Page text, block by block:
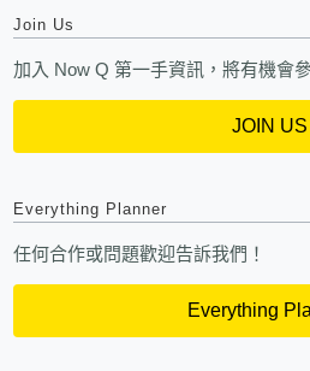
Join Us
加入 Now Q 第一手資訊，將有機會
JOIN US
Everything Planner
任何合作或問題歡迎告訴我們！
Everything